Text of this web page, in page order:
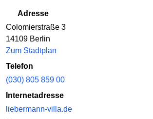
Adresse
Colomierstraße 3
14109 Berlin
Zum Stadtplan
Telefon
(030) 805 859 00
Internetadresse
liebermann-villa.de